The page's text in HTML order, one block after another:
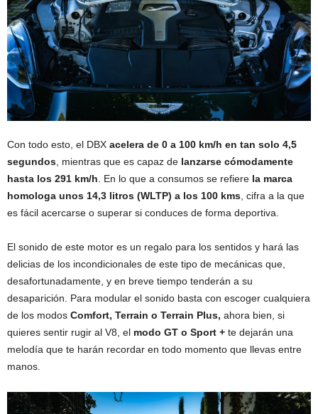
Con todo esto, el DBX acelera de 0 a 100 km/h en tan solo 4,5
segundos , mientras que es capaz de lanzarse cómodamente
hasta los 291 km/h . En lo que a consumos se refiere la marca
homologa unos 14,3 litros (WLTP) a los 100 kms , cifra a la que
es fácil acercarse o superar si conduces de forma deportiva.
El sonido de este motor es un regalo para los sentidos y hará las
delicias de los incondicionales de este tipo de mecánicas que,
desafortunadamente, y en breve tiempo tenderán a su
desaparición. Para modular el sonido basta con escoger cualquiera
de los modos Comfort, Terrain o Terrain Plus, ahora bien, si
quieres sentir rugir al V8, el modo GT o Sport + te dejarán una
melodía que te harán recordar en todo momento que llevas entre
manos.